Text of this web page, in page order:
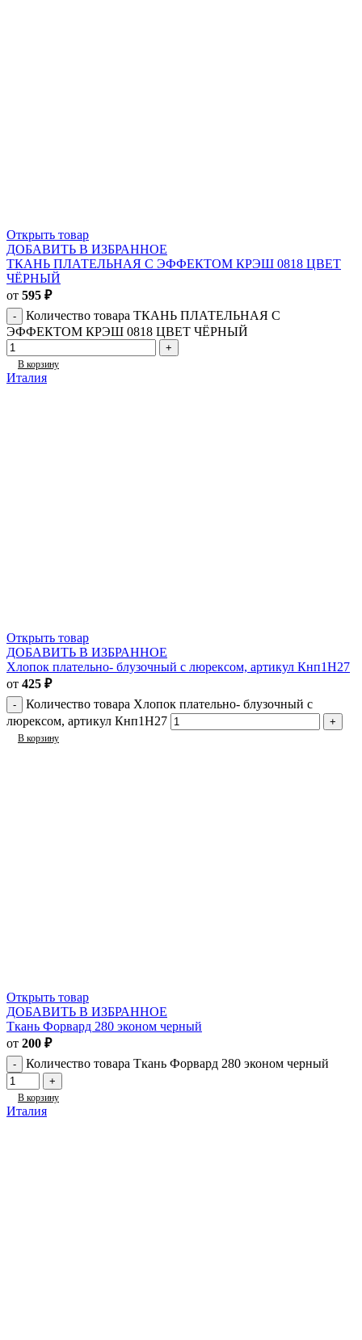
Открыть товар
ДОБАВИТЬ В ИЗБРАННОЕ
ТКАНЬ ПЛАТЕЛЬНАЯ С ЭФФЕКТОМ КРЭШ 0818 ЦВЕТ
ЧЁРНЫЙ
от 595 ₽
Количество товара ТКАНЬ ПЛАТЕЛЬНАЯ С
ЭФФЕКТОМ КРЭШ 0818 ЦВЕТ ЧЁРНЫЙ
В корзину
Италия
Открыть товар
ДОБАВИТЬ В ИЗБРАННОЕ
Хлопок плательно- блузочный с люрексом, артикул Кнп1Н27
от 425 ₽
Количество товара Хлопок плательно- блузочный с
люрексом, артикул Кнп1Н27
В корзину
Открыть товар
ДОБАВИТЬ В ИЗБРАННОЕ
Ткань Форвард 280 эконом черный
от 200 ₽
Количество товара Ткань Форвард 280 эконом черный
В корзину
Италия